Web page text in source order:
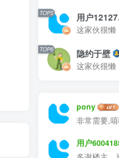
TOP5
TOP6 隐约于壁
pony
非常需要,
用户